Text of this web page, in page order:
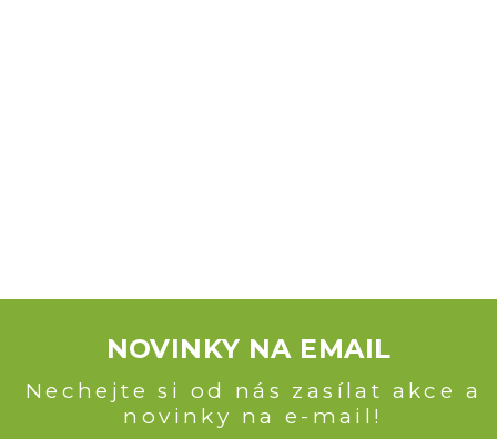
NOVINKY NA EMAIL
Nechejte si od nás zasílat akce a
novinky na e-mail!